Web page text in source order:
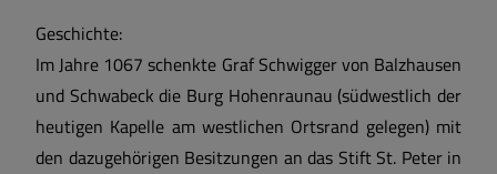
Geschichte:
Im Jahre 1067 schenkte Graf Schwigger von Balzhausen
und Schwabeck die Burg Hohenraunau (südwestlich der
heutigen Kapelle am westlichen Ortsrand gelegen) mit
den dazugehörigen Besitzungen an das Stift St. Peter in